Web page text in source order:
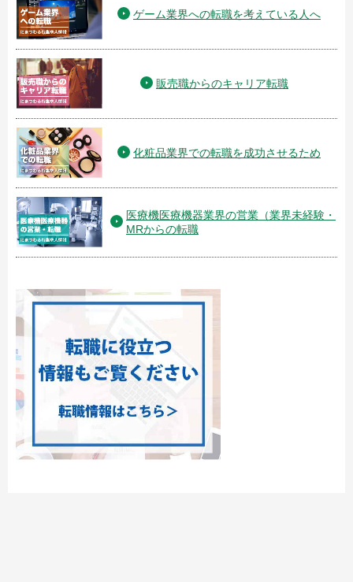
ゲーム業界への転職を考えている人へ
販売職からのキャリア転職
化粧品業界での転職を成功させるため
医療機医療機器業界の営業（業界未経験・
MRからの転職